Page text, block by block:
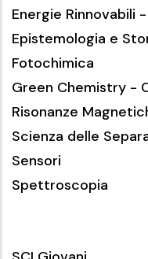
Energie Rinnovabili
Epistemologia e
Fotochimica
Green Chemistry -
Risonanze
Scienza delle
Sensori
Spettroscopia
SCI